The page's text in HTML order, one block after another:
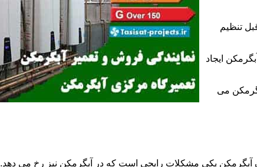
تنظیم
ایجاد
می
یکی مشکلات رایجی است که در آبگرمکن نیز رخ می دهد.